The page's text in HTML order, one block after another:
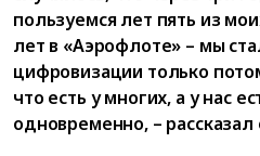
пользуемся лет пять из
лет в «Аэрофлоте» – мы
цифровизации только
что есть у многих, а у нас
одновременно, – рассказал